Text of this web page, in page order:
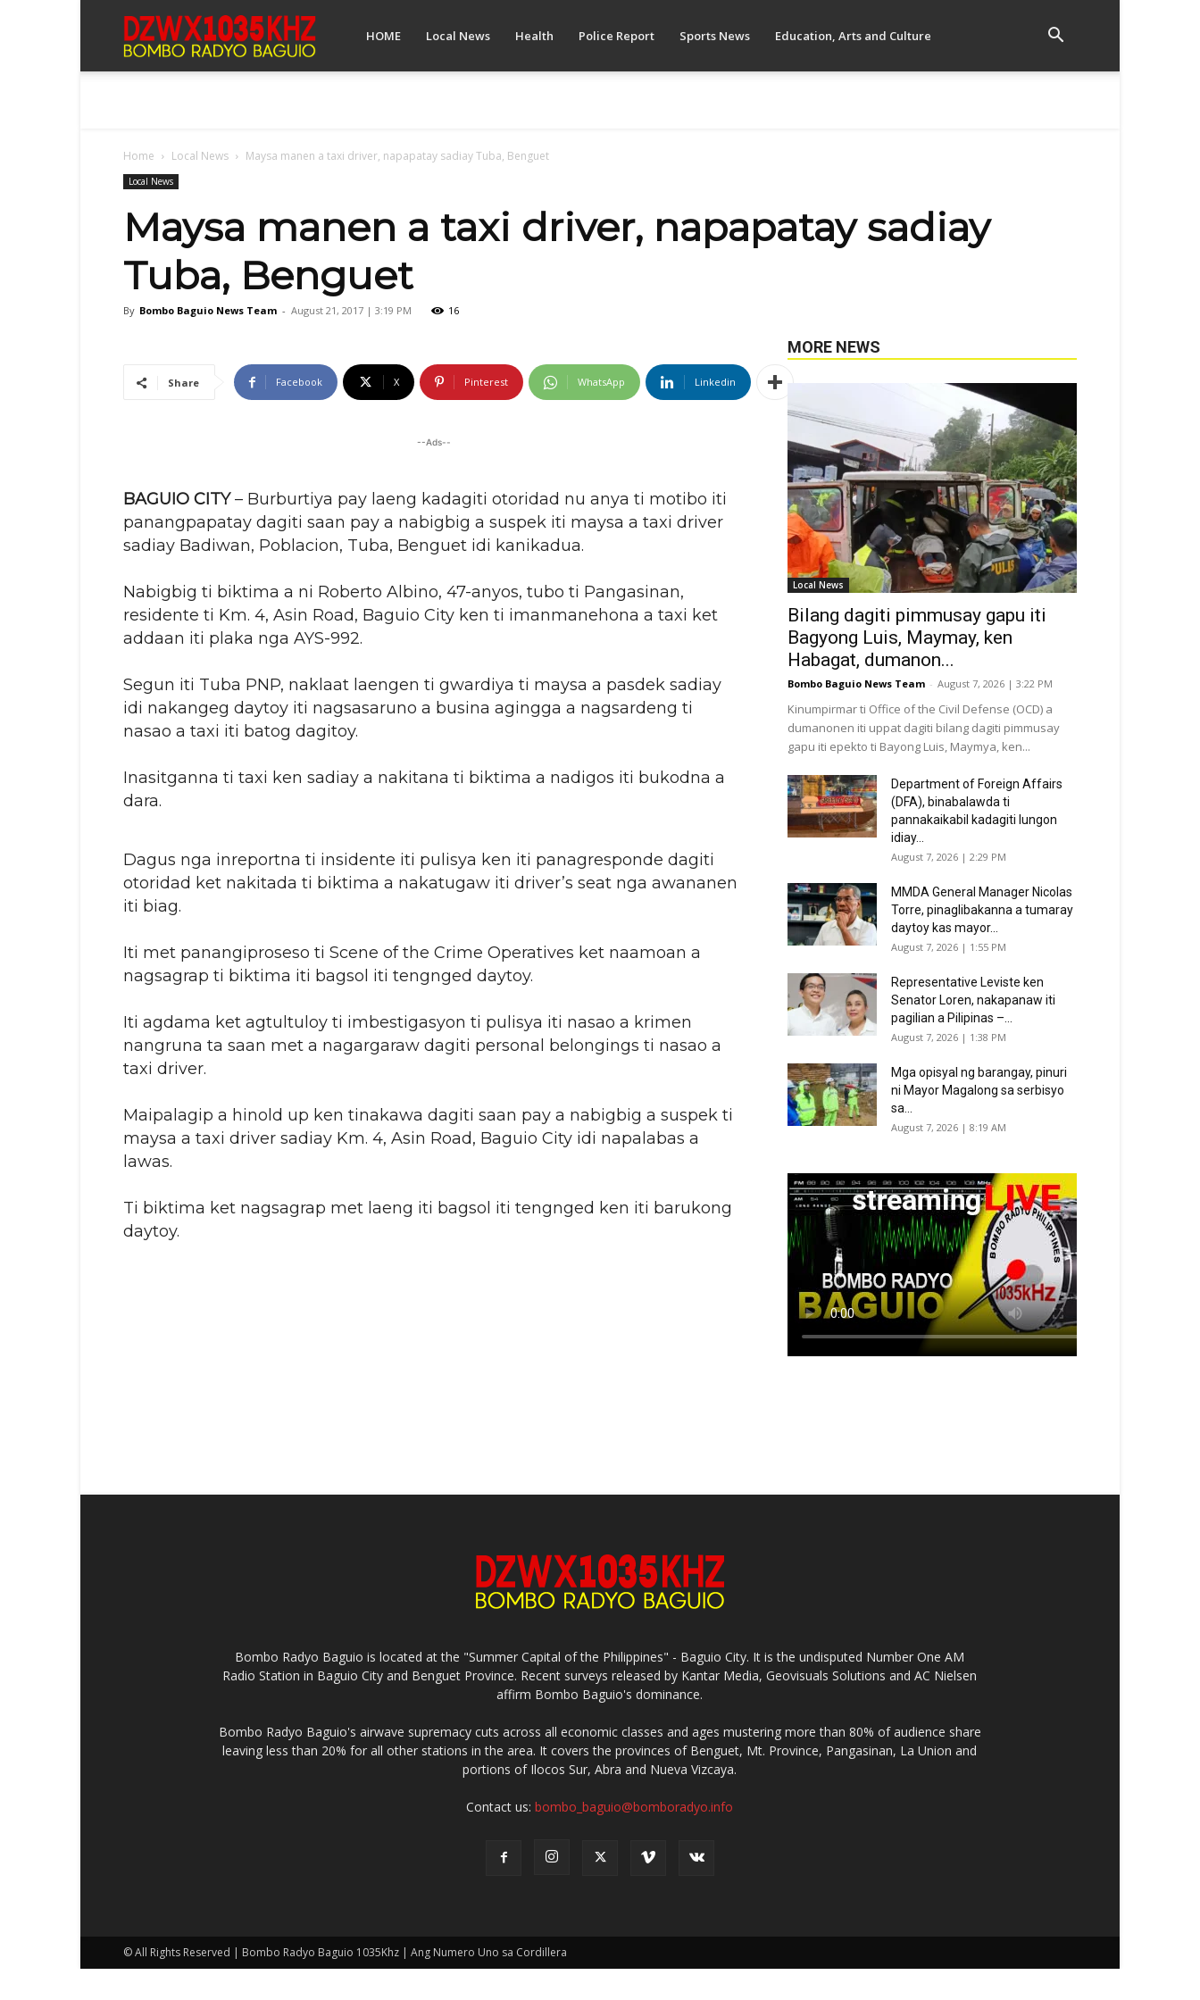
Bombo HOME Local News Health Police Report Sports News Education, Arts and Culture
Home Local News Maysa manen a taxi driver, napapatay sadiay Tuba, Benguet
Local News
Maysa manen a taxi driver, napapatay sadiay
Tuba, Benguet
By Bombo Baguio News Team - August 21, 2017 | 3:19 PM 16
Share Facebook X Pinterest WhatsApp Linkedin
--Ads--
BAGUIO CITY– Burburtiya pay laeng kadagiti otoridad nu anya ti motibo iti
panangpapatay dagiti saan pay a nabigbig a suspek iti maysa a taxi driver
sadiay Badiwan, Poblacion, Tuba, Benguet idi kanikadua.
Nabigbig ti biktima a ni Roberto Albino, 47-anyos, tubo ti Pangasinan,
residente ti Km. 4, Asin Road, Baguio City ken ti imanmanehona a taxi ket
addaan iti plaka nga AYS-992.
Segun iti Tuba PNP, naklaat laengen ti gwardiya ti maysa a pasdek sadiay
idi nakangeg daytoy iti nagsasaruno a busina agingga a nagsardeng ti
nasao a taxi iti batog dagitoy.
Inasitganna ti taxi ken sadiay a nakitana ti biktima a nadigos iti bukodna a
dara.
Dagus nga inreportna ti insidente iti pulisya ken iti panagresponde dagiti
otoridad ket nakitada ti biktima a nakatugaw iti driver’s seat nga awananen
iti biag.
Iti met panangiproseso ti Scene of the Crime Operatives ket naamoan a
nagsagrap ti biktima iti bagsol iti tengnged daytoy.
Iti agdama ket agtultuloy ti imbestigasyon ti pulisya iti nasao a krimen
nangruna ta saan met a nagargaraw dagiti personal belongings ti nasao a
taxi driver.
Maipalagip a hinold up ken tinakawa dagiti saan pay a nabigbig a suspek ti
maysa a taxi driver sadiay Km. 4, Asin Road, Baguio City idi napalabas a
lawas.
Ti biktima ket nagsagrap met laeng iti bagsol iti tengnged ken iti barukong
daytoy.
MORE NEWS
Local News
Bilang dagiti pimmusay gapu iti
Bagyong Luis, Maymay, ken
Habagat, dumanon...
Bombo Baguio News Team - August 7, 2026 | 3:22 PM
Kinumpirmar ti Office of the Civil Defense (OCD) a
dumanonen iti uppat dagiti bilang dagiti pimmusay
gapu iti epekto ti Bayong Luis, Maymya, ken...
Department of Foreign Affairs
(DFA), binabalawda ti
pannakaikabil kadagiti lungon
idiay...
August 7, 2026 | 2:29 PM
MMDA General Manager Nicolas
Torre, pinaglibakanna a tumaray
daytoy kas mayor...
August 7, 2026 | 1:55 PM
Representative Leviste ken
Senator Loren, nakapanaw iti
pagilian a Pilipinas –...
August 7, 2026 | 1:38 PM
Mga opisyal ng barangay, pinuri
ni Mayor Magalong sa serbisyo
sa...
August 7, 2026 | 8:19 AM
Bombo Radyo Baguio is located at the "Summer Capital of the Philippines" - Baguio City. It is the undisputed Number One AM
Radio Station in Baguio City and Benguet Province. Recent surveys released by Kantar Media, Geovisuals Solutions and AC Nielsen
affirm Bombo Baguio's dominance.
Bombo Radyo Baguio's airwave supremacy cuts across all economic classes and ages mustering more than 80% of audience share
leaving less than 20% for all other stations in the area. It covers the provinces of Benguet, Mt. Province, Pangasinan, La Union and
portions of Ilocos Sur, Abra and Nueva Vizcaya.
Contact us:bombo_baguio@bomboradyo.info
© All Rights Reserved | Bombo Radyo Baguio 1035Khz | Ang Numero Uno sa Cordillera